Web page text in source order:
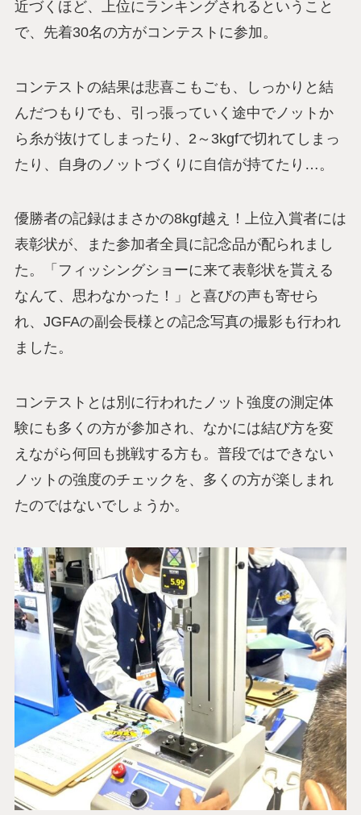
近づくほど、上位にランキングされるということ
で、先着30名の方がコンテストに参加。
コンテストの結果は悲喜こもごも、しっかりと結
んだつもりでも、引っ張っていく途中でノットか
ら糸が抜けてしまったり、2～3kgfで切れてしまっ
たり、自身のノットづくりに自信が持てたり…。
優勝者の記録はまさかの8kgf越え！上位入賞者には
表彰状が、また参加者全員に記念品が配られまし
た。「フィッシングショーに来て表彰状を貰える
なんて、思わなかった！」と喜びの声も寄せら
れ、JGFAの副会長様との記念写真の撮影も行われ
ました。
コンテストとは別に行われたノット強度の測定体
験にも多くの方が参加され、なかには結び方を変
えながら何回も挑戦する方も。普段ではできない
ノットの強度のチェックを、多くの方が楽しまれ
たのではないでしょうか。